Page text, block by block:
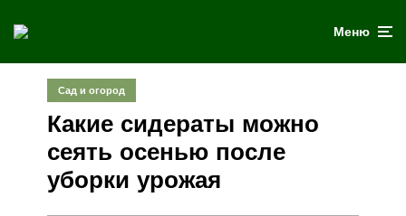
Меню
Сад и огород
Какие сидераты можно
сеять осенью после
уборки урожая